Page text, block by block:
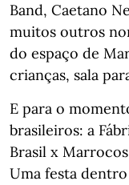
Band, Caetano
muitos outros
do espaço de
crianças, sala
E para o
brasileiros: a
Brasil x
Uma festa